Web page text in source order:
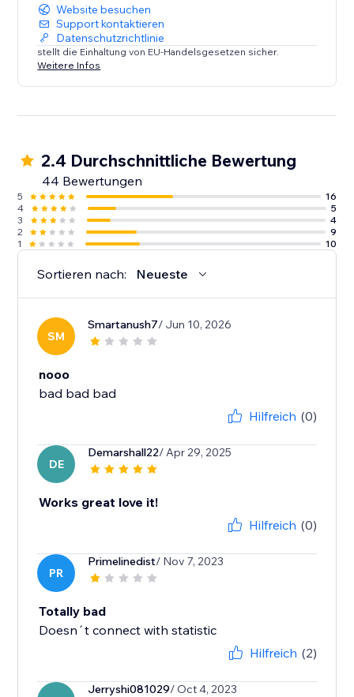
Website besuchen
Support kontaktieren
Datenschutzrichtlinie
stellt die Einhaltung von EU-Handelsgesetzen sicher.
Weitere Infos
2.4 Durchschnittliche Bewertung
44 Bewertungen
5
16
4
5
3
4
2
9
1
10
Sortieren nach: Neueste
SM
Smartanush7/ Jun 10, 2026
nooo
bad bad bad
Hilfreich (0)
DE
Demarshall22/ Apr 29, 2025
Works great love it!
Hilfreich (0)
PR
Primelinedist/ Nov 7, 2023
Totally bad
Doesn´t connect with statistic
Hilfreich (2)
Jerryshi081029/ Oct 4, 2023